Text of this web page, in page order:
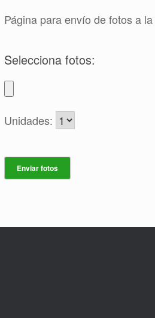
Página para envío de fotos a
Selecciona fotos:
Unidades: